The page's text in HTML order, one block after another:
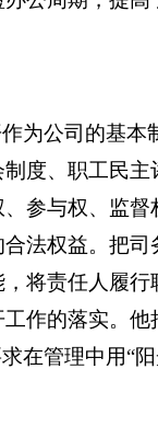
公司的基本
度、职工民主
参与权、监
法权益。把司
将责任人履
作的落实。他
在管理中用“